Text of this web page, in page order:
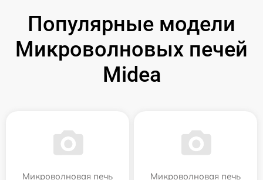
Популярные модели
Микроволновых печей
Midea
Микроволновая печь
Микроволновая печь